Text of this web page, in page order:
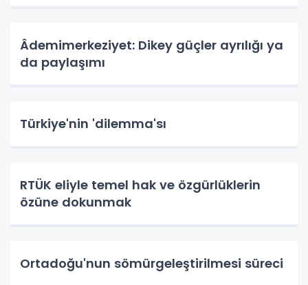
Âdemimerkeziyet: Dikey güçler ayrılığı ya
da paylaşımı
Türkiye'nin 'dilemma'sı
RTÜK eliyle temel hak ve özgürlüklerin
özüne dokunmak
Ortadoğu'nun sömürgeleştirilmesi süreci